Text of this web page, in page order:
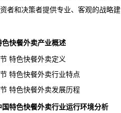
者和决策者提供专业、客观的战略
色快餐外卖产业概述
色快餐外卖定义
色快餐外卖行业特点
色快餐外卖发展历程
国特色快餐外卖行业运行环境分析